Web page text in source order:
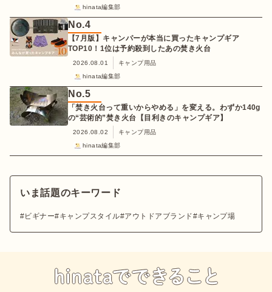
hinata編集部
No.4
【7月版】キャンパーが本当に買ったキャンプギア
TOP10！1位は予約殺到したあの焚き火台
2026.08.01
キャンプ用品
hinata編集部
No.5
「焚き火台って重いからやめる」を変える。わずか140g
の“芸術的”焚き火台【目利きのキャンプギア】
2026.08.02
キャンプ用品
hinata編集部
いま話題のキーワード
ビギナー キャンプスタイル アウトドアブランド キャンプ場